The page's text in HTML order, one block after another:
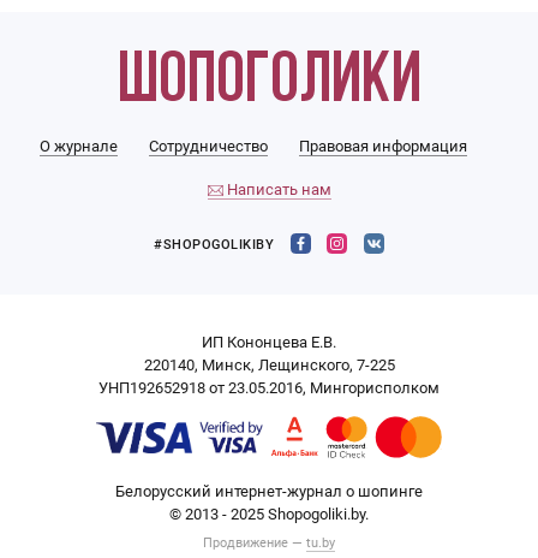
О журнале Сотрудничество Правовая информация
Написать нам
#SHOPOGOLIKIBY
ИП Кононцева Е.В.
220140, Минск, Лещинского, 7-225
УНП192652918 от 23.05.2016, Мингорисполком
Белорусский интернет-журнал о шопинге
© 2013 - 2025 Shopogoliki.by.
Продвижение — tu.by